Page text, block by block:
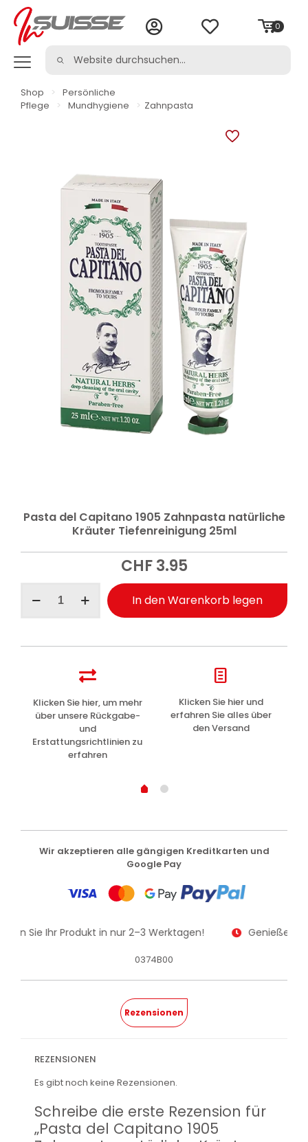
0
Shop >
Persönliche
Pflege
> Mundhygiene > Zahnpasta
Pasta del Capitano 1905 Zahnpasta natürliche
Kräuter Tiefenreinigung 25ml
CHF3.95
del
Tiefenreinigung
Menge
In den Warenkorb legen
Klicken Sie hier, um mehr
über unsere Rückgabe-
und
Erstattungsrichtlinien zu
erfahren
Klicken Sie hier und
erfahren Sie alles über
den Versand
Wir akzeptieren alle gängigen Kreditkarten und
Google Pay
Sie Ihr Produkt in nur 2–3 Werktagen! Genießen
0374B00
Rezensionen
REZENSIONEN
Es gibt noch keine Rezensionen.
Schreibe die erste Rezension für
„Pasta del Capitano 1905